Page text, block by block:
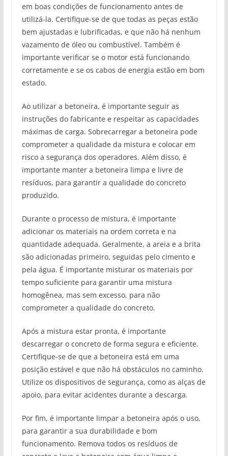
em boas condições de funcionamento antes de
utilizá-la. Certifique-se de que todas as peças estão
bem ajustadas e lubrificadas, e que não há nenhum
vazamento de óleo ou combustível. Também é
importante verificar se o motor está funcionando
corretamente e se os cabos de energia estão em bom
estado.
Ao utilizar a betoneira, é importante seguir as
instruções do fabricante e respeitar as capacidades
máximas de carga. Sobrecarregar a betoneira pode
comprometer a qualidade da mistura e colocar em
risco a segurança dos operadores. Além disso, é
importante manter a betoneira limpa e livre de
resíduos, para garantir a qualidade do concreto
produzido.
Durante o processo de mistura, é importante
adicionar os materiais na ordem correta e na
quantidade adequada. Geralmente, a areia e a brita
são adicionadas primeiro, seguidas pelo cimento e
pela água. É importante misturar os materiais por
tempo suficiente para garantir uma mistura
homogênea, mas sem excesso, para não
comprometer a qualidade do concreto.
Após a mistura estar pronta, é importante
descarregar o concreto de forma segura e eficiente.
Certifique-se de que a betoneira está em uma
posição estável e que não há obstáculos no caminho.
Utilize os dispositivos de segurança, como as alças de
apoio, para evitar acidentes durante a descarga.
Por fim, é importante limpar a betoneira após o uso,
para garantir a sua durabilidade e bom
funcionamento. Remova todos os resíduos de